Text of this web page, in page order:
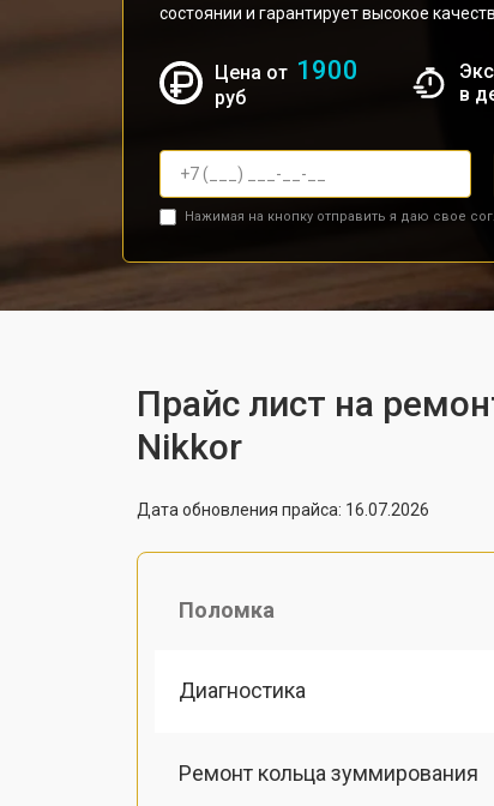
состоянии и гарантирует высокое
Цена от 1900
руб
в
Нажимая на кнопку отправить я даю свое
Прайс лист на
Nikkor
Дата обновления прайса: 16.07.2026
Поломка
Диагностика
Ремонт кольца зуммирования